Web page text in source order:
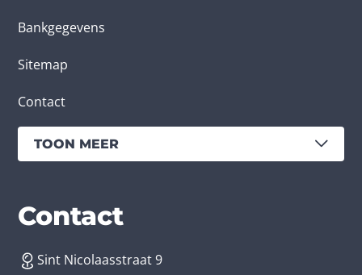
Bankgegevens
Sitemap
Contact
TOON MEER
Diensten
App laten maken
Branches
Bedrijfsapp
Contact
Sint Nicolaasstraat 9